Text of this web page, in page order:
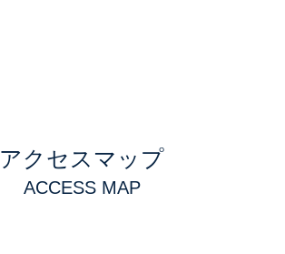
アクセスマップ
ACCESS MAP